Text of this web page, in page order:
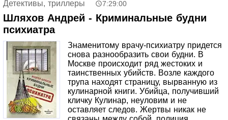
без подписи. И неожиданно для себя я втягиваюсь в эту
игру.
Аудиокнига. Любовное фэнтези. Приключенческое
фэнтези.
Детективы, триллеры 7:29:00
Шляхов Андрей - Криминальные будни
психиатра
Знаменитому врачу-психиатру придется
снова разнообразить свои будни. В
Москве происходит ряд жестоких и
таинственных убийств. Возле каждого
трупа находят страницу, вырванную из
кулинарной книги. Убийца, получивший
кличку Кулинар, неуловим и не
оставляет следов. Жертвы никак не